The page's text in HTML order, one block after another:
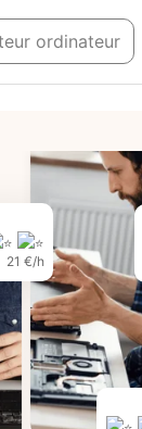
ordinateur
21 €/h